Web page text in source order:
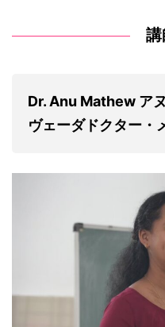
講
Dr. Anu Mathew ア
ヴェーダドクター・